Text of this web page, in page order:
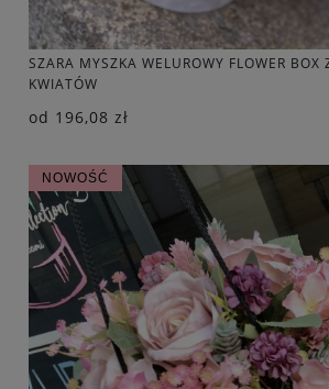
SZARA MYSZKA WELUROWY FLOWER BOX
KWIATÓW
od 196,08 zł
NOWOŚĆ